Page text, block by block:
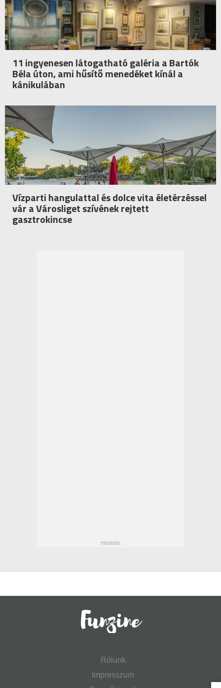
11 ingyenesen látogatható galéria a Bartók
Béla úton, ami hűsítő menedéket kínál a
kánikulában
Vízparti hangulattal és dolce vita életérzéssel
vár a Városliget szívének rejtett
gasztrokincse
Rólunk
Impresszum